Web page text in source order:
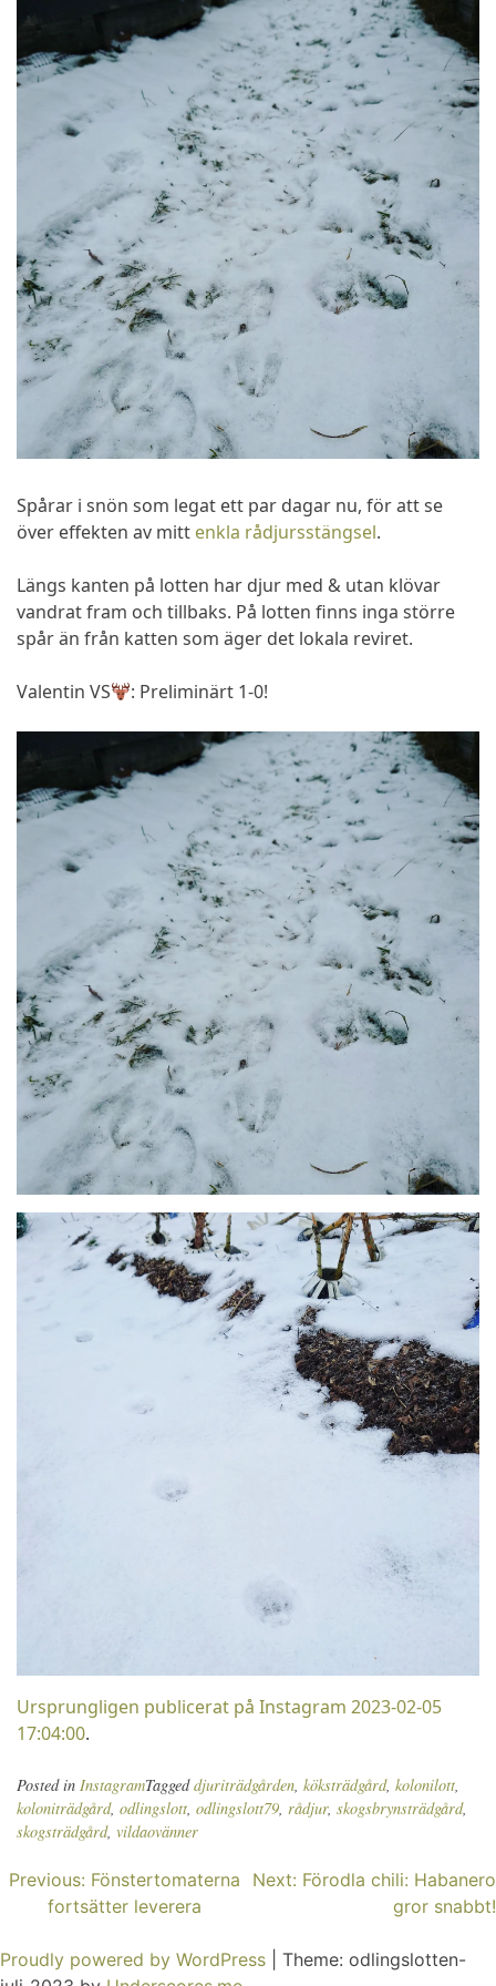
Spårar i snön som legat ett par dagar nu, för att se
över effekten av mitt enkla rådjursstängsel.
Längs kanten på lotten har djur med & utan klövar
vandrat fram och tillbaks. På lotten finns inga större
spår än från katten som äger det lokala reviret.
Valentin VS : Preliminärt 1-0!
Ursprungligen publicerat på Instagram 2023-02-05
17:04:00.
Posted in InstagramTaggeddjuriträdgården, köksträdgård, kolonilott,
koloniträdgård, odlingslott, odlingslott79, rådjur, skogsbrynsträdgård,
skogsträdgård, vildaovänner
Inläggsnavigering
Previous: Fönstertomaterna
fortsätter leverera
Next: Förodla chili: Habanero
gror snabbt!
Proudly powered by WordPress
Theme: odlingslotten-